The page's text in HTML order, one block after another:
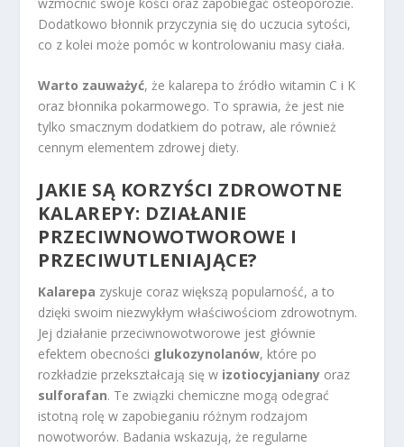
Dodatkowo błonnik przyczynia się do uczucia sytości,
co z kolei może pomóc w kontrolowaniu masy ciała.
Warto zauważyć, że kalarepa to źródło witamin C i K
oraz błonnika pokarmowego. To sprawia, że jest nie
tylko smacznym dodatkiem do potraw, ale również
cennym elementem zdrowej diety.
JAKIE SĄ KORZYŚCI ZDROWOTNE
KALAREPY: DZIAŁANIE
PRZECIWNOWOTWOROWE I
PRZECIWUTLENIAJĄCE?
Kalarepa zyskuje coraz większą popularność, a to
dzięki swoim niezwykłym właściwościom zdrowotnym.
Jej działanie przeciwnowotworowe jest głównie
efektem obecności glukozynolanów, które po
rozkładzie przekształcają się w izotiocyjaniany oraz
sulforafan. Te związki chemiczne mogą odegrać
istotną rolę w zapobieganiu różnym rodzajom
nowotworów. Badania wskazują, że regularne